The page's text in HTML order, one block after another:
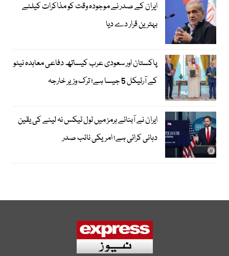
ایران کے صدر نے موجودہ وقت کو مذاکرات کیلئے
بہترین قرار دے دیا
پاکستان اور سعودی عرب کیساتھ دفاعی معاہدہ نیٹو
کے آرٹیکل 5 جیسا ہے؛ ترک وزیر خارجہ
ایران نے آبنائے ہرمز میں ٹول ٹیکس نہ لینے کی یقین
دہانی کرائی ہے؛ امریکی نائب صدر